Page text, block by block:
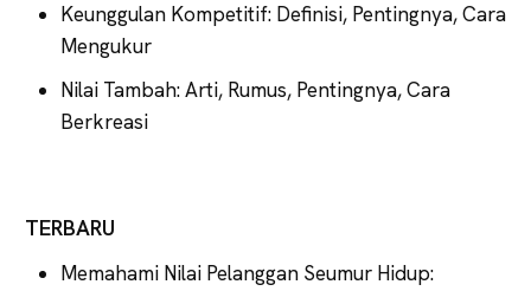
Keunggulan Kompetitif: Definisi, Pentingnya, Cara
Mengukur
Nilai Tambah: Arti, Rumus, Pentingnya, Cara
Berkreasi
TERBARU
Memahami Nilai Pelanggan Seumur Hidup: